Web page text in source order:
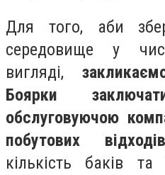
Для того, аби
середовище у
вигляді,
Боярки
обслуговуючою
побутових
кількість баків